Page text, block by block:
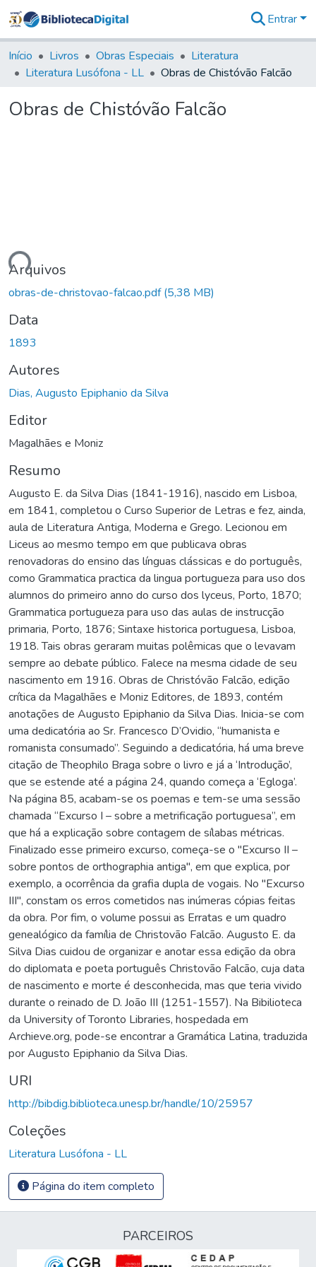
&
Coleções
Tudo na
Digital
Entrar
Início Livros Obras Especiais
Literatura
Literatura Lusófona - LL
Obras de Chistóvão Falcão
Obras de Chistóvão Falcão
Arquivos
obras-de-christovao-falcao.pdf(5,38 MB)
Data
1893
Autores
Dias, Augusto Epiphanio da Silva
Editor
Magalhães e Moniz
Resumo
Augusto E. da Silva Dias (1841-1916), nascido em Lisboa,
em 1841, completou o Curso Superior de Letras e fez, ainda,
aula de Literatura Antiga, Moderna e Grego. Lecionou em
Liceus ao mesmo tempo em que publicava obras
renovadoras do ensino das línguas clássicas e do português,
como Grammatica practica da lingua portugueza para uso dos
alumnos do primeiro anno do curso dos lyceus, Porto, 1870;
Grammatica portugueza para uso das aulas de instrucção
primaria, Porto, 1876; Sintaxe historica portuguesa, Lisboa,
1918. Tais obras geraram muitas polêmicas que o levavam
sempre ao debate público. Falece na mesma cidade de seu
nascimento em 1916. Obras de Christóvão Falcão, edição
crítica da Magalhães e Moniz Editores, de 1893, contém
anotações de Augusto Epiphanio da Silva Dias. Inicia-se com
uma dedicatória ao Sr. Francesco D’Ovidio, “humanista e
romanista consumado”. Seguindo a dedicatória, há uma breve
citação de Theophilo Braga sobre o livro e já a ‘Introdução’,
que se estende até a página 24, quando começa a ‘Egloga’.
Na página 85, acabam-se os poemas e tem-se uma sessão
chamada “Excurso I – sobre a metrificação portuguesa”, em
que há a explicação sobre contagem de sílabas métricas.
Finalizado esse primeiro excurso, começa-se o "Excurso II –
sobre pontos de orthographia antiga", em que explica, por
exemplo, a ocorrência da grafia dupla de vogais. No "Excurso
III", constam os erros cometidos nas inúmeras cópias feitas
da obra. Por fim, o volume possui as Erratas e um quadro
genealógico da família de Christovão Falcão. Augusto E. da
Silva Dias cuidou de organizar e anotar essa edição da obra
do diplomata e poeta português Christovão Falcão, cuja data
de nascimento e morte é desconhecida, mas que teria vivido
durante o reinado de D. João III (1251-1557). Na Bibilioteca
da University of Toronto Libraries, hospedada em
Archieve.org, pode-se encontrar a Gramática Latina, traduzida
por Augusto Epiphanio da Silva Dias.
URI
http://bibdig.biblioteca.unesp.br/handle/10/25957
Coleções
Literatura Lusófona - LL
Página do item completo
PARCEIROS